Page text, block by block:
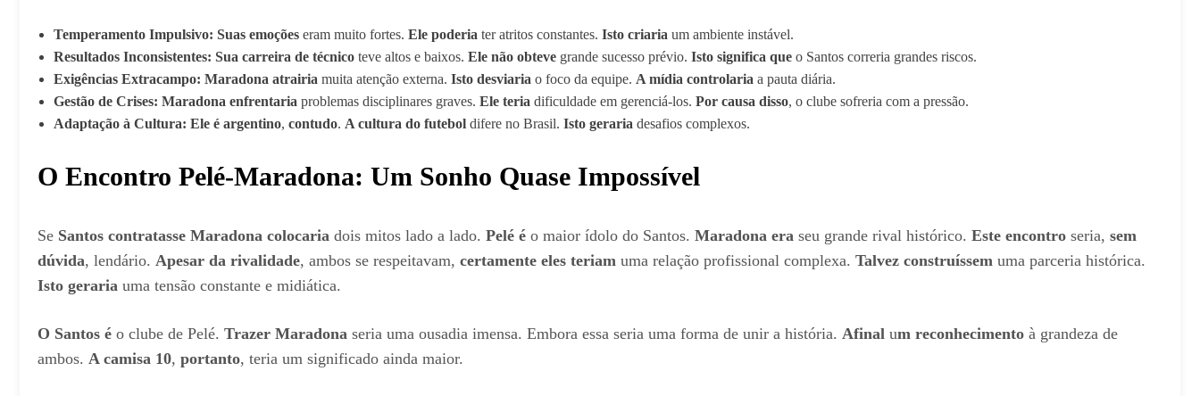
Temperamento Impulsivo: Suas emoções eram muito fortes. Ele poderia ter atritos constantes. Isto criaria um ambiente instável.
Resultados Inconsistentes: Sua carreira de técnico teve altos e baixos. Ele não obteve grande sucesso prévio. Isto significa que o Santos correria grandes riscos.
Exigências Extracampo: Maradona atrairia muita atenção externa. Isto desviaria o foco da equipe. A mídia controlaria a pauta diária.
Gestão de Crises: Maradona enfrentaria problemas disciplinares graves. Ele teria dificuldade em gerenciá-los. Por causa disso, o clube sofreria com a pressão.
Adaptação à Cultura: Ele é argentino, contudo. A cultura do futebol difere no Brasil. Isto geraria desafios complexos.
O Encontro Pelé-Maradona: Um Sonho Quase Impossível
Se Santos contratasse Maradona colocaria dois mitos lado a lado. Pelé é o maior ídolo do Santos. Maradona era seu grande rival histórico. Este encontro seria, sem
dúvida, lendário. Apesar da rivalidade, ambos se respeitavam, certamente eles teriam uma relação profissional complexa. Talvez construíssem uma parceria histórica.
Isto geraria uma tensão constante e midiática.
O Santos é o clube de Pelé. Trazer Maradona seria uma ousadia imensa. Embora essa seria uma forma de unir a história. Afinal um reconhecimento à grandeza de
ambos. A camisa 10, portanto, teria um significado ainda maior.